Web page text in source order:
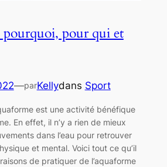
pour qui et
—parKellydans Sport
est une activité bénéfique
En effet, il n’y a rien de mieux
dans l’eau pour retrouver
et mental. Voici tout ce qu’il
de pratiquer de l’aquaforme